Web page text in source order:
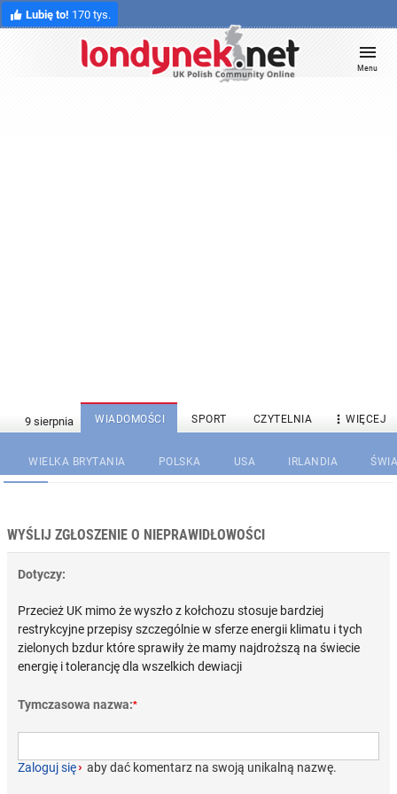
Lubię to! 170 tys.
Menu
WIADOMOŚCI SPORT CZYTELNIA  WIĘCEJ
WIELKA BRYTANIA POLSKA USA IRLANDIA
WYŚLIJ ZGŁOSZENIE O NIEPRAWIDŁOWOŚCI
Dotyczy:
Przecież UK mimo że wyszło z kołchozu stosuje bardziej
restrykcyjne przepisy szczególnie w sferze energii klimatu i tych
zielonych bzdur które sprawiły że mamy najdroższą na świecie
energię i tolerancję dla wszelkich dewiacji
Tymczasowa nazwa:*
Zaloguj się› aby dać komentarz na swoją unikalną nazwę.